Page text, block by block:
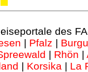
des
| Pfalz |
| Rhön |
| Korsika| La